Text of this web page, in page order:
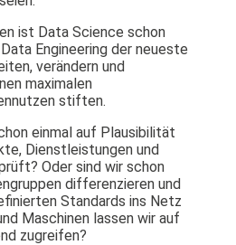
ist Data Science schon
Engineering der neueste
verändern und
maximalen
stiften.
einmal auf Plausibilität
Dienstleistungen und
Oder sind wir schon
differenzieren und
Standards ins Netz
Maschinen lassen wir auf
zugreifen?